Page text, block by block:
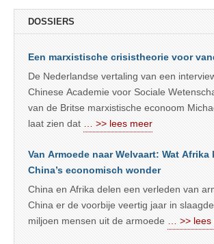
DOSSIERS
Een marxistische crisistheorie voor
De Nederlandse vertaling van een
Chinese Academie voor Sociale
van de Britse marxistische econoom
laat zien dat
… >> lees meer
Van Armoede naar Welvaart: Wat Afrika
China’s economisch wonder
China en Afrika delen een verleden van
China er de voorbije veertig jaar in
miljoen mensen uit de armoede
… >>